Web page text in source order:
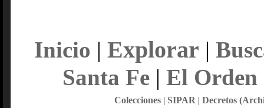
Inicio | Explorar |
Santa Fe| El Orden
Colecciones| SIPAR | Decretos